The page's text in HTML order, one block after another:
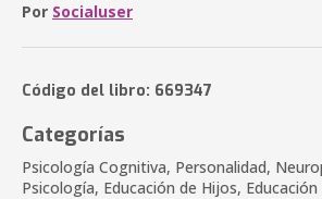
Por Socialuser
Código del libro: 669347
Categorías
Psicología Cognitiva, Personalidad,
Psicología, Educación de Hijos, Educación